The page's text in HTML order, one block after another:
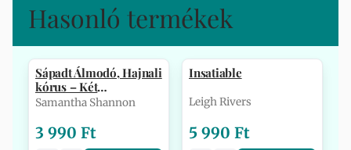
Hasonló termékek
Sápadt Álmodó, Hajnali
kórus – Két
Csontszüret-tö…
Samantha Shannon
3 990 Ft
Insatiable
Leigh Rivers
5 990 Ft